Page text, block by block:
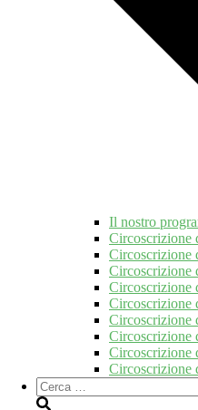
Il nostro
Circoscrizione
Circoscrizione
Circoscrizione
Circoscrizione
Circoscrizione
Circoscrizione
Circoscrizione
Circoscrizione
Circoscrizione
Ricerca
per: